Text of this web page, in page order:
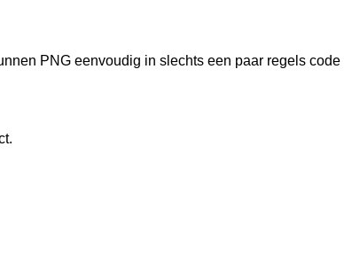
PNG eenvoudig in slechts een paar regels code